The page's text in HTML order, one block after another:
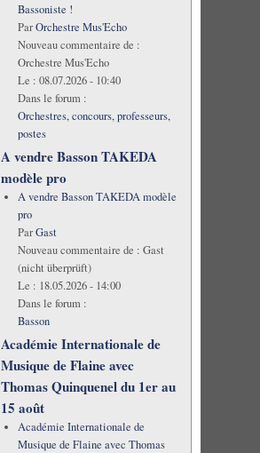
Bassoniste !
ParOrchestre Mus'Echo
Nouveau commentaire de :
Orchestre Mus'Echo
Le : 08.07.2026 - 10:40
Dans le forum :
Orchestres, concours, professeurs,
postes
A vendre Basson TAKEDA
modèle pro
A vendre Basson TAKEDA modèle
pro
ParGast
Nouveau commentaire de : Gast
(nicht überprüft)
Le : 18.05.2026 - 14:00
Dans le forum :
Basson
Académie Internationale de
Musique de Flaine avec
Thomas Quinquenel du 1er au
15 août
Académie Internationale de
Musique de Flaine avec Thomas